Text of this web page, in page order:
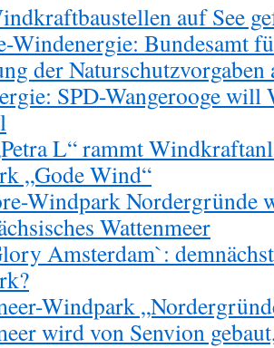
auf See
Windenergie: Bundesamt
der Naturschutzvorgaben
SPD-Wangerooge will
L“ rammt
„Gode Wind“
Windpark Nordergründe
Wattenmeer
Amsterdam`:
Windpark
wird von Senvion